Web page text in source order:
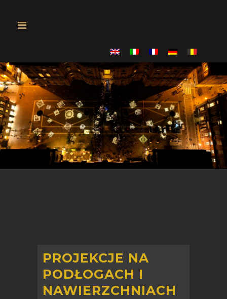
PROJEKCJE NA
PODŁOGACH I
NAWIERZCHNIACH